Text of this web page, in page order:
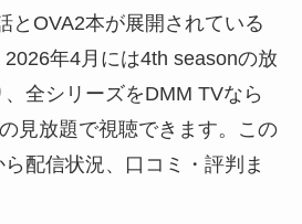
とOVA2本が展開されている
年4月には4th seasonの放
全シリーズをDMM TVなら
見放題で視聴できます。この
配信状況、口コミ・評判ま